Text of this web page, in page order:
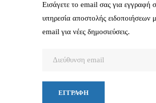
Εισάγετε το email σας για εγγραφή
υπηρεσία αποστολής ειδοποιήσεων
email για νέες δημοσιεύσεις.
ΕΓΓΡΑΦΉ